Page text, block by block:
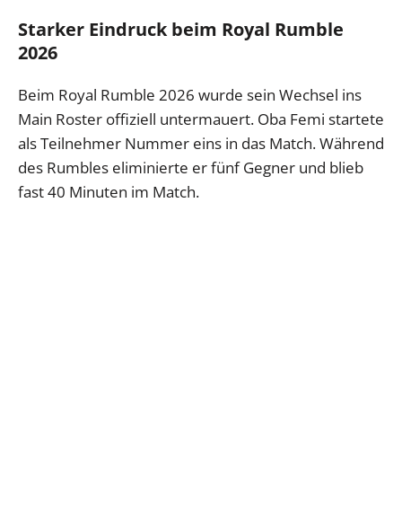
Starker Eindruck beim Royal Rumble
2026
Beim Royal Rumble 2026 wurde sein Wechsel ins
Main Roster offiziell untermauert. Oba Femi startete
als Teilnehmer Nummer eins in das Match. Während
des Rumbles eliminierte er fünf Gegner und blieb
fast 40 Minuten im Match.